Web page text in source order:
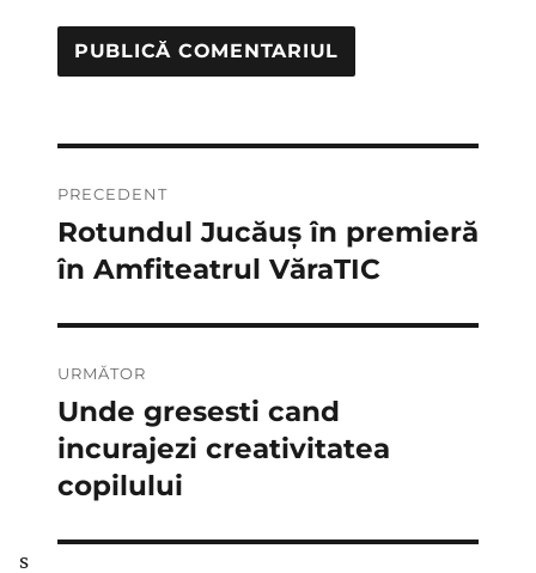
în
articole
PRECEDENT
Articolul
anterior:
Rotundul Jucăuș în premieră
în Amfiteatrul VăraTIC
URMĂTOR
Articolul
următor:
Unde gresesti cand
incurajezi creativitatea
copilului
s